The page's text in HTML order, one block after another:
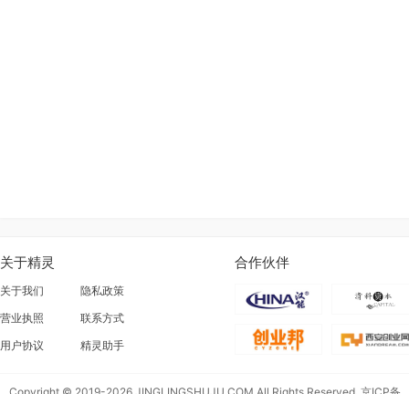
关于精灵
关于我们
营业执照
用户协议
隐私政策
联系方式
精灵助手
合作伙伴